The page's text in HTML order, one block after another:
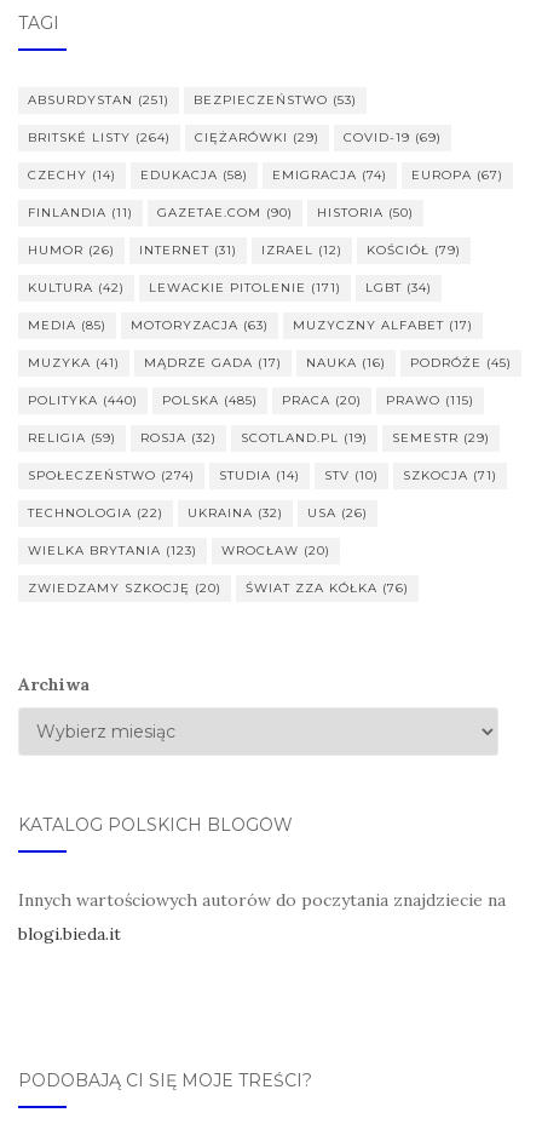
TAGI
ABSURDYSTAN (251) BEZPIECZEŃSTWO (53)
BRITSKÉ LISTY (264) CIĘŻARÓWKI (29) COVID-19 (69)
CZECHY (14) EDUKACJA (58) EMIGRACJA (74) EUROPA (67)
FINLANDIA (11) GAZETAE.COM (90) HISTORIA (50)
HUMOR (26) INTERNET (31) IZRAEL (12) KOŚCIÓŁ (79)
KULTURA (42) LEWACKIE PITOLENIE (171) LGBT (34)
MEDIA (85) MOTORYZACJA (63) MUZYCZNY ALFABET (17)
MUZYKA (41) MĄDRZE GADA (17) NAUKA (16) PODRÓŻE (45)
POLITYKA (440) POLSKA (485) PRACA (20) PRAWO (115)
RELIGIA (59) ROSJA (32) SCOTLAND.PL (19) SEMESTR (29)
SPOŁECZEŃSTWO (274) STUDIA (14) STV (10) SZKOCJA (71)
TECHNOLOGIA (22) UKRAINA (32) USA (26)
WIELKA BRYTANIA (123) WROCŁAW (20)
ZWIEDZAMY SZKOCJĘ (20) ŚWIAT ZZA KÓŁKA (76)
Archiwa
KATALOG POLSKICH BLOGÓW
Innych wartościowych autorów do poczytania znajdziecie na
blogi.bieda.it
PODOBAJĄ CI SIĘ MOJE TREŚCI?